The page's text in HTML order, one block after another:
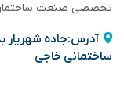
تخصصی صنعت ساختمان
آدرس:جاده شهریار
ساختمانی خاجی